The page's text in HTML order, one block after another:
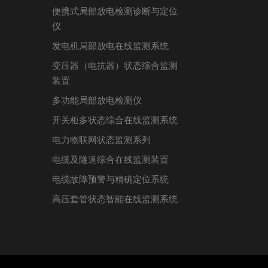
便携式局部放电检测诊断与定位
仪
发电机局部放电在线监测系统
变压器（电抗器）状态综合监测
装置
多功能局部放电检测仪
开关柜多状态综合在线监测系统
电力物联网状态监测系列
电缆及隧道综合在线监测装置
电缆故障预警与精确定位系统
高压套管状态智能在线监测系统